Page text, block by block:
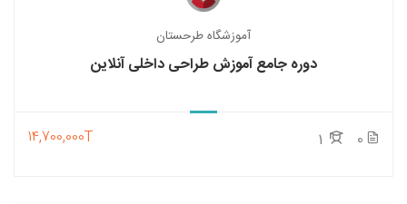
آموزشگاه طرحستان
دوره جامع آموزش طراحی داخلی آنلاین
0
14,700,000T